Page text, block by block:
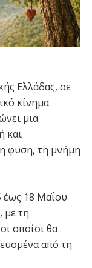
Ελλάδας, σε
κίνημα
μια
και
φύση, τη μνήμη
έως 18 Μαΐου
με τη
οποίοι θα
από τη